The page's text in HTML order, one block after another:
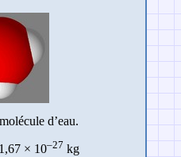
d’eau.
1,67 × 10–27 kg